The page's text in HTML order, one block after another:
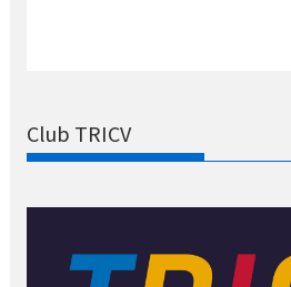
Club TRICV